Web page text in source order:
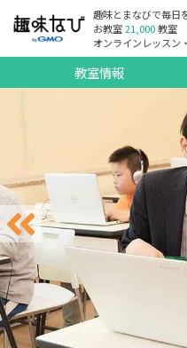
趣味とまなびで毎日
お教室21,000教室
オンラインレッスン
教室情報